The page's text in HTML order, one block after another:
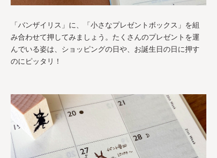
「バンザイリス」に、「小さなプレゼントボックス」を組
み合わせて押してみましょう。たくさんのプレゼントを運
んでいる姿は、ショッピングの日や、お誕生日の日に押す
のにピッタリ！